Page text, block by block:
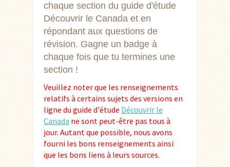
chaque section du guide d'étude
Découvrir le Canada et en
répondant aux questions de
révision. Gagne un badge à
chaque fois que tu termines une
section !
Veuillez noter que les renseignements
relatifs à certains sujets des versions en
ligne du guide d'étude Découvrir le
Canada ne sont peut-être pas tous à
jour. Autant que possible, nous avons
fourni les bons renseignements ainsi
que les bons liens à leurs sources.